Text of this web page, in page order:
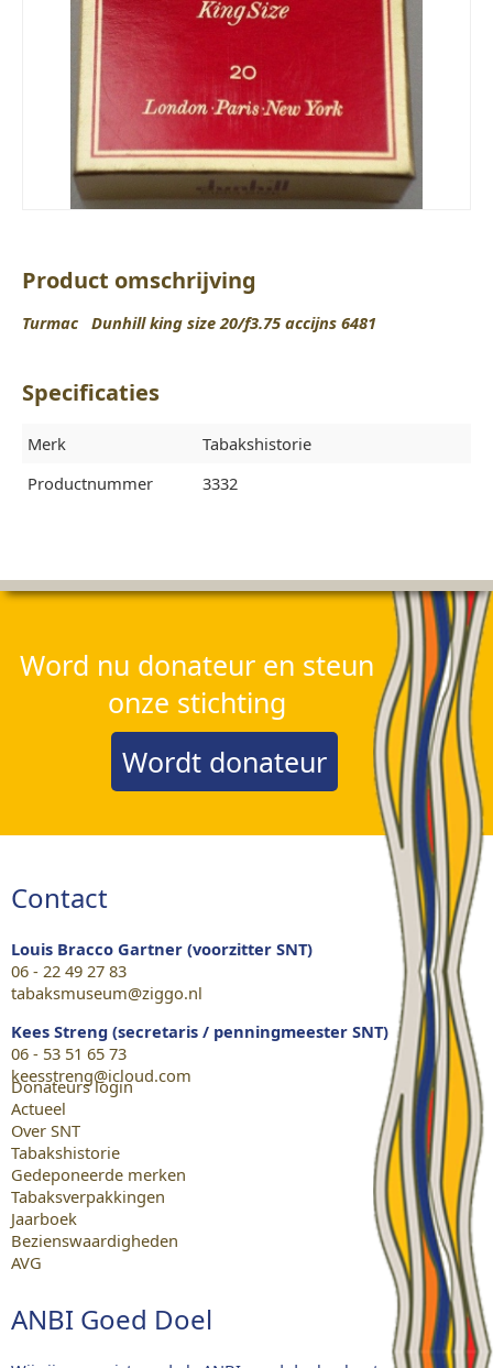
Product omschrijving
Turmac Dunhill king size 20/f3.75 accijns 6481
Specificaties
Merk
Tabakshistorie
Productnummer
3332
Word nu donateur en steun
onze stichting
Wordt donateur
Contact
Louis Bracco Gartner (voorzitter SNT)
06 - 22 49 27 83
tabaksmuseum@ziggo.nl
Kees Streng (secretaris / penningmeester SNT)
06 - 53 51 65 73
keesstreng@icloud.com
Donateurs login
Actueel
Over SNT
Tabakshistorie
Gedeponeerde merken
Tabaksverpakkingen
Jaarboek
Bezienswaardigheden
AVG
ANBI Goed Doel